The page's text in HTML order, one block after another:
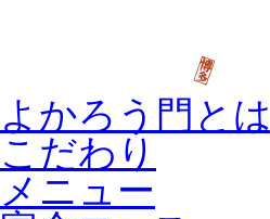
よかろう門とは
こだわり
メニュー